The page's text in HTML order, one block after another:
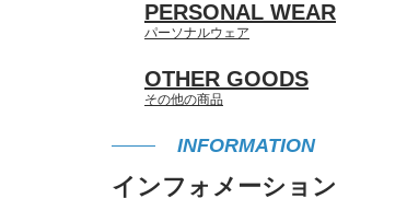
PERSONAL WEAR
パーソナルウェア
OTHER GOODS
その他の商品
INFORMATION
インフォメーション